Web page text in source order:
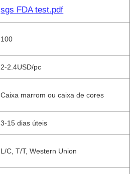
sgs FDA test.pdf
100
2-2.4USD/pc
Caixa marrom ou caixa de cores
3-15 dias úteis
L/C, T/T, Western Union